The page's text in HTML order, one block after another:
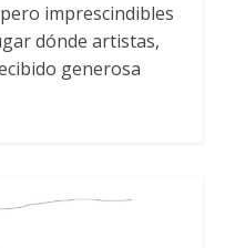
imprescindibles
dónde artistas,
generosa